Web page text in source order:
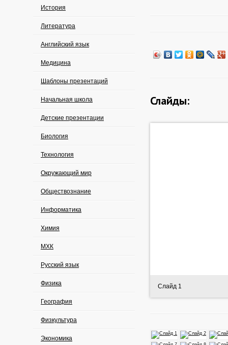
История
Литература
Английский язык
Медицина
Шаблоны презентаций
Начальная школа
Детские презентации
Биология
Технология
Окружающий мир
Обществознание
Информатика
Химия
МХК
Русский язык
Физика
География
Физкультура
Экономика
Слайды:
Слайд 1